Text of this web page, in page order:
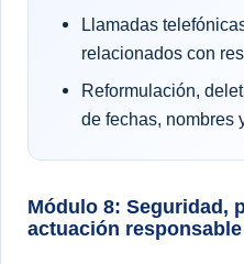
Llamadas
relacionados con
Reformulación,
de fechas, nombres
Módulo 8: Seguridad,
actuación responsable